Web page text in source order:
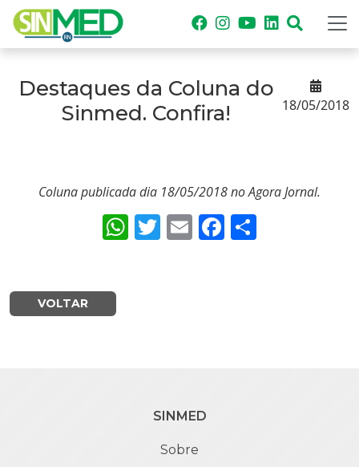
Destaques da Coluna do
Sinmed. Confira!
18/05/2018
Coluna publicada dia 18/05/2018 no Agora Jornal.
WhatsApp
Twitter
EmailFacebook
VOLTAR
SINMED
Sobre